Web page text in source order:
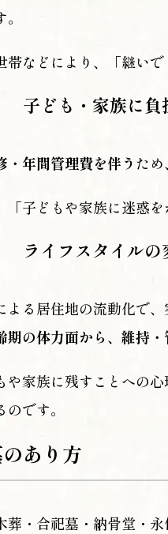
などにより、「継い
子ども・家族に
年間管理費を伴うため
子どもや家族に迷惑
ライフスタイル
る居住地の流動化で
の体力面から、維持
家族に残すことへの
です。
あり方
・合祀墓・納骨堂・